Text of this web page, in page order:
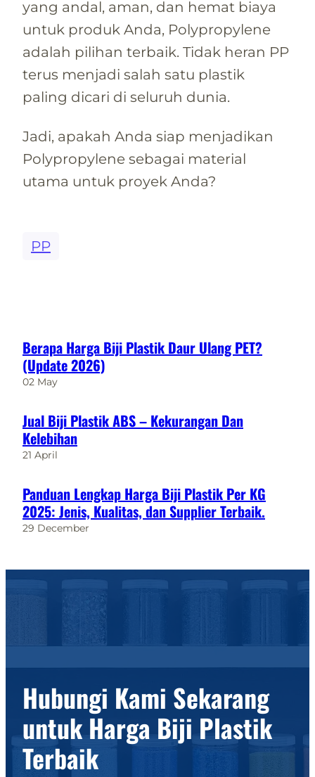
yang andal, aman, dan hemat biaya
untuk produk Anda, Polypropylene
adalah pilihan terbaik. Tidak heran PP
terus menjadi salah satu plastik
paling dicari di seluruh dunia.
Jadi, apakah Anda siap menjadikan
Polypropylene sebagai material
utama untuk proyek Anda?
PP
Berapa Harga Biji Plastik Daur Ulang PET?
(Update 2026)
02 May
Jual Biji Plastik ABS – Kekurangan Dan
Kelebihan
21 April
Panduan Lengkap Harga Biji Plastik Per KG
2025: Jenis, Kualitas, dan Supplier Terbaik.
29 December
Hubungi Kami Sekarang
untuk Harga Biji Plastik
Terbaik